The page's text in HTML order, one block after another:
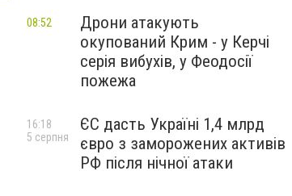
Дрони атакують
окупований Крим - у Керчі
серія вибухів, у Феодосії
пожежа
08:52
ЄС дасть Україні 1,4 млрд
євро з заморожених активів
РФ після нічної атаки
16:18
5 серпня